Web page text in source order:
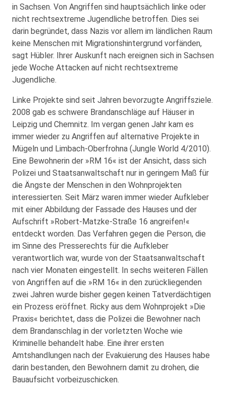
in Sachsen. Von Angriffen sind hauptsächlich linke oder
nicht rechtsextreme Jugendliche betroffen. Dies sei
darin begründet, dass Nazis vor allem im ländlichen Raum
keine Menschen mit Migrationshintergrund vorfänden,
sagt Hübler. Ihrer Auskunft nach ereignen sich in Sachsen
jede Woche Attacken auf nicht rechtsextreme
Jugendliche.
Linke Projekte sind seit Jahren bevorzugte Angriffsziele.
2008 gab es schwere Brandanschläge auf Häuser in
Leipzig und Chemnitz. Im vergan genen Jahr kam es
immer wieder zu Angriffen auf alternative Projekte in
Mügeln und Limbach-Oberfrohna (Jungle World 4/2010).
Eine Bewohnerin der »RM 16« ist der Ansicht, dass sich
Polizei und Staatsanwaltschaft nur in geringem Maß für
die Ängste der Menschen in den Wohnprojekten
interessierten. Seit März waren immer wieder Aufkleber
mit einer Abbildung der Fassade des Hauses und der
Aufschrift »Robert-Matzke-Straße 16 angreifen!«
entdeckt worden. Das Verfahren gegen die Person, die
im Sinne des Presserechts für die Aufkleber
verantwortlich war, wurde von der Staatsanwaltschaft
nach vier Monaten eingestellt. In sechs weiteren Fällen
von Angriffen auf die »RM 16« in den zurückliegenden
zwei Jahren wurde bisher gegen keinen Tatverdächtigen
ein Prozess eröffnet. Ricky aus dem Wohnprojekt »Die
Praxis« berichtet, dass die Polizei die Bewohner nach
dem Brandanschlag in der vorletzten Woche wie
Kriminelle behandelt habe. Eine ihrer ersten
Amtshandlungen nach der Evakuierung des Hauses habe
darin bestanden, den Bewohnern damit zu drohen, die
Bauaufsicht vorbeizuschicken.